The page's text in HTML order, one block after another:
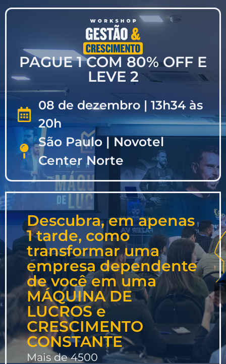
PAGUE 1 COM 80% OFF E
LEVE 2
08 de dezembro | 13h34 às
20h
São Paulo | Novotel
Center Norte
Descubra, em apenas
1 tarde, como
transformar uma
empresa dependente
de você em uma
MÁQUINA DE
LUCROS e
CRESCIMENTO
CONSTANTE
Mais de 4500